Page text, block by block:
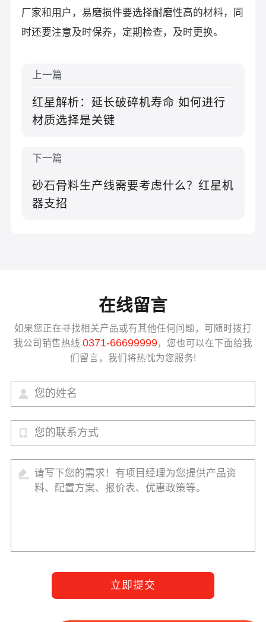
厂家和用户，易磨损件要选择耐磨性高的材料，同
时还要注意及时保养，定期检查，及时更换。
上一篇
红星解析：延长破碎机寿命 如何进行
材质选择是关键
下一篇
砂石骨料生产线需要考虑什么？红星机
器支招
在线留言
如果您正在寻找相关产品或有其他任何问题，可随时拨打
我公司销售热线 0371-66699999，您也可以在下面给我
们留言，我们将热忱为您服务!
立即提交